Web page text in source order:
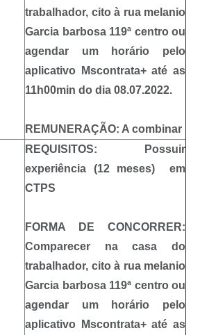
trabalhador, cito à rua melanio
Garcia barbosa 119ª centro ou
agendar um horário pelo
aplicativo Mscontrata+ até as
11h00min do dia 08.07.2022.
REMUNERAÇÃO: A combinar
REQUISITOS: Possuir
experiência (12 meses) em
CTPS
FORMA DE CONCORRER:
Comparecer na casa do
trabalhador, cito à rua melanio
Garcia barbosa 119ª centro ou
agendar um horário pelo
aplicativo Mscontrata+ até as